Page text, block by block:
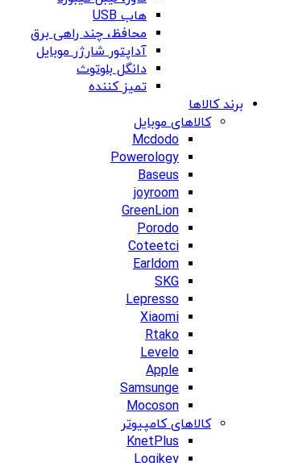
هاب USB
محافظ، چند راهی برق
آداپتور شارژر موبایل
دانگل بلوتوث
تمیز کننده
برند کالاها
کالاهای موبایل
Mcdodo
Powerology
Baseus
joyroom
GreenLion
Porodo
Coteetci
Earldom
SKG
Lepresso
Xiaomi
Rtako
Levelo
Apple
Samsunge
Mocoson
کالاهای کامپیوتر
KnetPlus